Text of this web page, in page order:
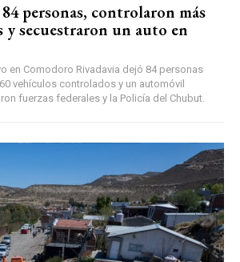
personas, controlaron más
y secuestraron un auto en
en Comodoro Rivadavia dejó 84 personas
vehículos controlados y un automóvil
fuerzas federales y la Policía del Chubut.